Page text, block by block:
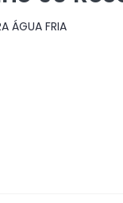
ÁGUA FRIA